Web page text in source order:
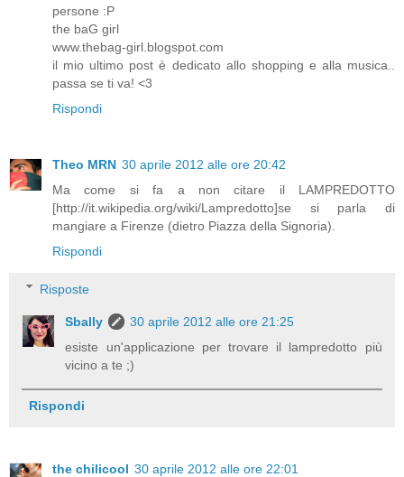
persone :P
the baG girl
www.thebag-girl.blogspot.com
il mio ultimo post è dedicato allo shopping e alla musica..
passa se ti va! <3
Rispondi
Theo MRN 30 aprile 2012 alle ore 20:42
Ma come si fa a non citare il LAMPREDOTTO
[http://it.wikipedia.org/wiki/Lampredotto]se si parla di
mangiare a Firenze (dietro Piazza della Signoria).
Rispondi
Risposte
Sbally
30 aprile 2012 alle ore 21:25
esiste un'applicazione per trovare il lampredotto più
vicino a te ;)
Rispondi
the chilicool 30 aprile 2012 alle ore 22:01